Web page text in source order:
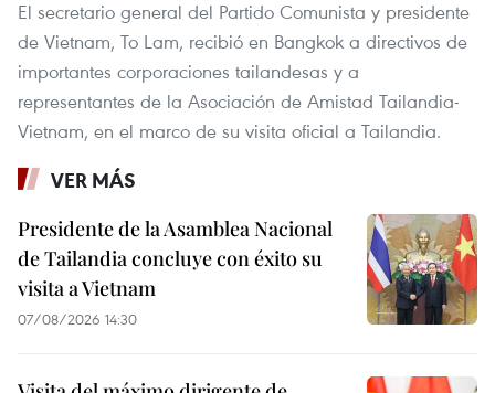
El secretario general del Partido Comunista y presidente
de Vietnam, To Lam, recibió en Bangkok a directivos de
importantes corporaciones tailandesas y a
representantes de la Asociación de Amistad Tailandia-
Vietnam, en el marco de su visita oficial a Tailandia.
VER MÁS
Presidente de la Asamblea Nacional
de Tailandia concluye con éxito su
visita a Vietnam
07/08/2026 14:30